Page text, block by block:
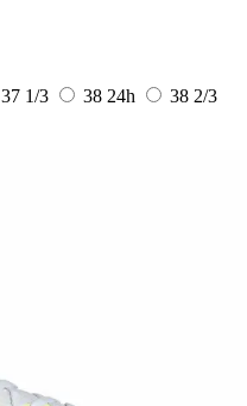
37 1/3 38 24h
38 2/3